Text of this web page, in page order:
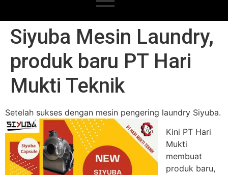
Siyuba Mesin Laundry,
produk baru PT Hari
Mukti Teknik
Setelah sukses dengan mesin pengering laundry Siyuba.
Kini PT Hari
Mukti
membuat
produk baru,